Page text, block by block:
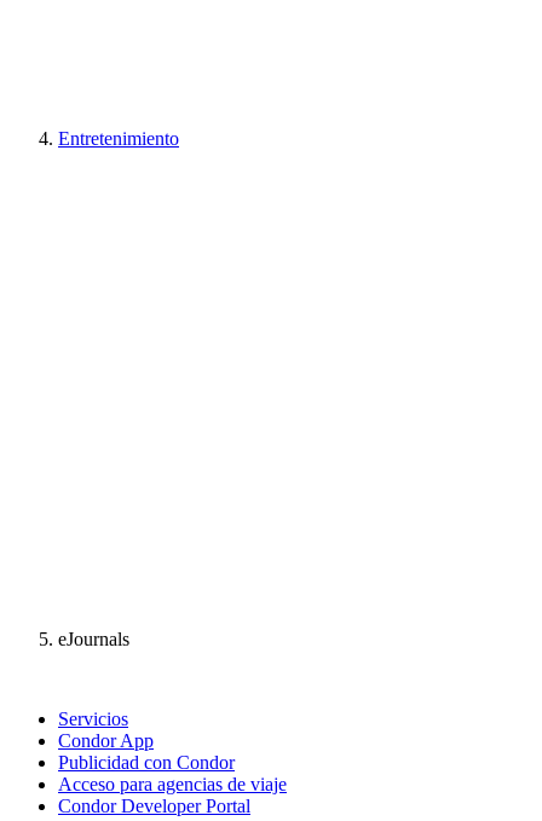
Entretenimiento
eJournals
Servicios
Condor App
Publicidad con Condor
Acceso para agencias de viaje
Condor Developer Portal